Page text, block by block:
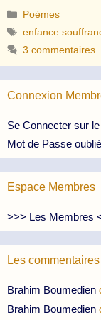
Catégories
Poèmes
Étiquettes
enfance
3 commentaires
Connexion
Se Connecter sur
Mot de Passe oublié
Espace Membres
>>> Les Membres
Les
Brahim Boumedien
Brahim Boumedien